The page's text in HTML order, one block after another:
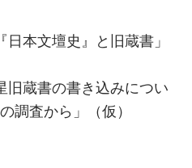
本文壇史』と旧蔵書」
旧蔵書の書き込みについ
調査から」（仮）